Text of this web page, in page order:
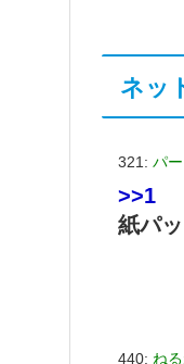
ネッ
321: パ
>>1
紙パ
440: ね